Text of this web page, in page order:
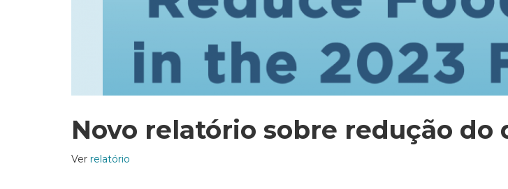
Novo relatório sobre redução
Ver relatório